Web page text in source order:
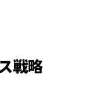
戦略